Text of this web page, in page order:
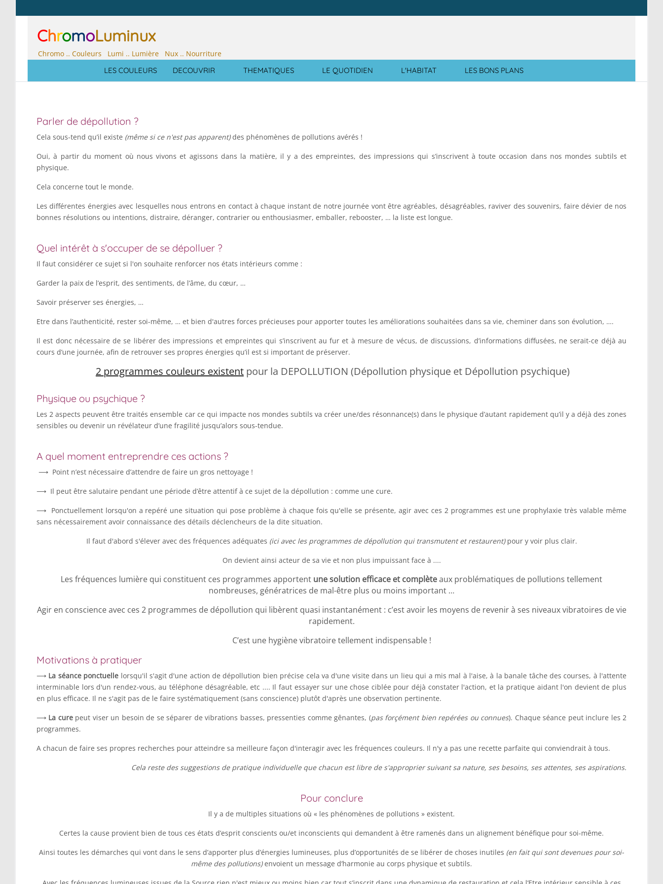
ChromoLuminux
Chromo .. Couleurs Lumi .. Lumière Nux .. Nourriture
LES COULEURS
DECOUVRIR THEMATIQUES LE QUOTIDIEN L'HABITAT LES BONS PLANS
Parler de dépollution ?
Cela sous-tend qu’il existe (même si ce n'est pas apparent)des phénomènes de pollutions avérés !
Oui, à partir du moment où nous vivons et agissons dans la matière, il y a des empreintes, des impressions qui s’inscrivent à toute occasion dans nos mondes subtils et
physique.
Cela concerne tout le monde.
Les différentes énergies avec lesquelles nous entrons en contact à chaque instant de notre journée vont être agréables, désagréables, raviver des souvenirs, faire dévier de nos
bonnes résolutions ou intentions, distraire, déranger, contrarier ou enthousiasmer, emballer, rebooster, … la liste est longue.
Quel intérêt à s'occuper de se dépolluer ?
Il faut considérer ce sujet si l'on souhaite renforcer nos états intérieurs comme :
Garder la paix de l’esprit, des sentiments, de l’âme, du cœur, …
Savoir préserver ses énergies, …
Etre dans l’authenticité, rester soi-même, … et bien d'autres forces précieuses pour apporter toutes les améliorations souhaitées dans sa vie, cheminer dans son évolution, ….
Il est donc nécessaire de se libérer des impressions et empreintes qui s’inscrivent au fur et à mesure de vécus, de discussions, d’informations diffusées, ne serait-ce déjà au
cours d’une journée, afin de retrouver ses propres énergies qu’il est si important de préserver.
2 programmes couleurs existent pour la DEPOLLUTION (Dépollution physique et Dépollution psychique)
Physique ou psychique ?
Les 2 aspects peuvent être traités ensemble car ce qui impacte nos mondes subtils va créer une/des résonnance(s) dans le physique d’autant rapidement qu’il y a déjà des zones
sensibles ou devenir un révélateur d’une fragilité jusqu’alors sous-tendue.
A quel moment entreprendre ces actions ?
⟶ Point n’est nécessaire d’attendre de faire un gros nettoyage !
⟶ Il peut être salutaire pendant une période d’être attentif à ce sujet de la dépollution : comme une cure.
⟶ Ponctuellement lorsqu'on a repéré une situation qui pose problème à chaque fois qu'elle se présente, agir avec ces 2 programmes est une prophylaxie très valable même
sans nécessairement avoir connaissance des détails déclencheurs de la dite situation.
Il faut d'abord s'élever avec des fréquences adéquates (ici avec les programmes de dépollution qui transmutent et restaurent)pour y voir plus clair.
On devient ainsi acteur de sa vie et non plus impuissant face à ....
Les fréquences lumière qui constituent ces programmes apportent une solution efficace et complèteaux problématiques de pollutions tellement
nombreuses, génératrices de mal-être plus ou moins important …
Agir en conscience avec ces 2 programmes de dépollution qui libèrent quasi instantanément : c’est avoir les moyens de revenir à ses niveaux vibratoires de vie
rapidement.
C’est une hygiène vibratoire tellement indispensable !
Motivations à pratiquer
⟶ La séance ponctuelle lorsqu'il s'agit d'une action de dépollution bien précise cela va d'une visite dans un lieu qui a mis mal à l'aise, à la banale tâche des courses, à l'attente
interminable lors d'un rendez-vous, au téléphone désagréable, etc .... Il faut essayer sur une chose ciblée pour déjà constater l'action, et la pratique aidant l'on devient de plus
en plus efficace. Il ne s'agit pas de le faire systématiquement (sans conscience) plutôt d'après une observation pertinente.
⟶ La curepeut viser un besoin de se séparer de vibrations basses, pressenties comme gênantes, (pas forçément bien repérées ou connues). Chaque séance peut inclure les 2
programmes.
A chacun de faire ses propres recherches pour atteindre sa meilleure façon d'interagir avec les fréquences couleurs. Il n'y a pas une recette parfaite qui conviendrait à tous.
Cela reste des suggestions de pratique individuelle que chacun est libre de s'approprier suivant sa nature, ses besoins, ses attentes, ses aspirations.
Pour conclure
Il y a de multiples situations où « les phénomènes de pollutions » existent.
Certes la cause provient bien de tous ces états d’esprit conscients ou/et inconscients qui demandent à être ramenés dans un alignement bénéfique pour soi-même.
Ainsi toutes les démarches qui vont dans le sens d’apporter plus d’énergies lumineuses, plus d’opportunités de se libérer de choses inutiles (en fait qui sont devenues pour soi-
même des pollutions)envoient un message d’harmonie au corps physique et subtils.